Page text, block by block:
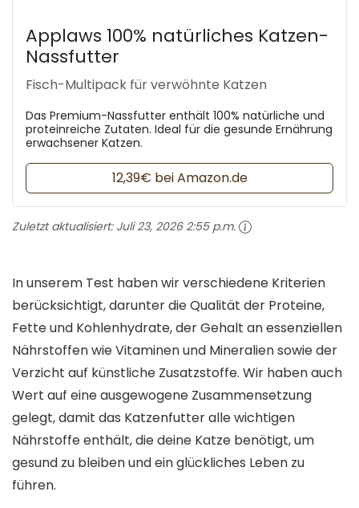
Applaws 100% natürliches Katzen-
Nassfutter
Fisch-Multipack für verwöhnte Katzen
Das Premium-Nassfutter enthält 100% natürliche und
proteinreiche Zutaten. Ideal für die gesunde Ernährung
erwachsener Katzen.
12,39€ bei Amazon.de
Zuletzt aktualisiert: Juli 23, 2026 2:55 p.m.
In unserem Test haben wir verschiedene Kriterien
berücksichtigt, darunter die Qualität der Proteine,
Fette und Kohlenhydrate, der Gehalt an essenziellen
Nährstoffen wie Vitaminen und Mineralien sowie der
Verzicht auf künstliche Zusatzstoffe. Wir haben auch
Wert auf eine ausgewogene Zusammensetzung
gelegt, damit das Katzenfutter alle wichtigen
Nährstoffe enthält, die deine Katze benötigt, um
gesund zu bleiben und ein glückliches Leben zu
führen.